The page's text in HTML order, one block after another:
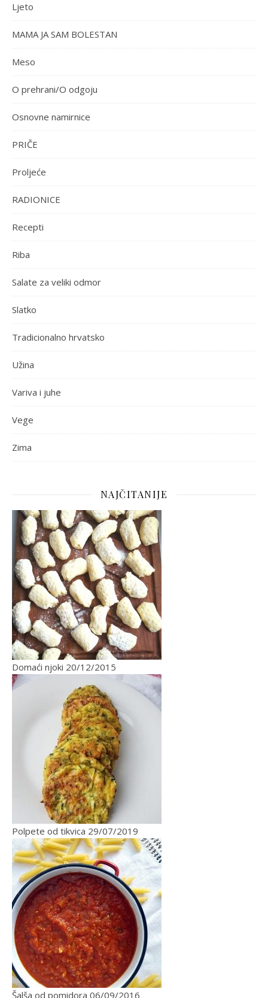
Ljeto
MAMA JA SAM BOLESTAN
Meso
O prehrani/O odgoju
Osnovne namirnice
PRIČE
Proljeće
RADIONICE
Recepti
Riba
Salate za veliki odmor
Slatko
Tradicionalno hrvatsko
Užina
Variva i juhe
Vege
Zima
NAJČITANIJE
Domaći njoki 20/12/2015
Polpete od tikvica 29/07/2019
Šalša od pomidora 06/09/2016